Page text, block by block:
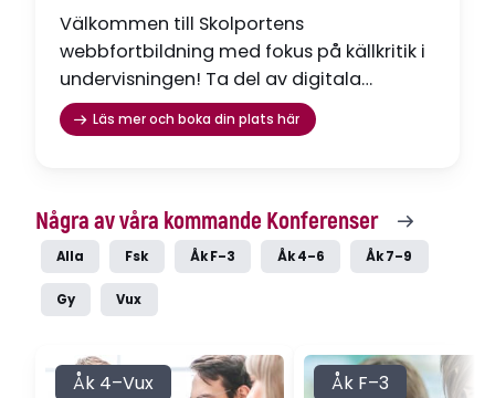
Välkommen till Skolportens
webbfortbildning med fokus på källkritik i
undervisningen! Ta del av digitala
föreläsningar när det passar dig!
Läs mer och boka din plats här
Några av våra kommande Konferenser
Alla Fsk Åk F–3 Åk 4–6 Åk 7–9
Gy Vux
Åk 4–Vux Åk F–3